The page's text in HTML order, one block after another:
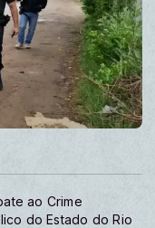
ao Crime
do Estado do Rio